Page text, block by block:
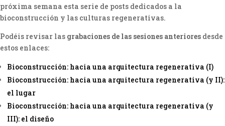
próxima semana esta serie de posts dedicados a la
bioconstrucción y las culturas regenerativas.
Podéis revisar las grabaciones de las sesiones anteriores desde
estos enlaces:
Bioconstrucción: hacia una arquitectura regenerativa (I)
Bioconstrucción: hacia una arquitectura regenerativa (y II):
el lugar
Bioconstrucción: hacia una arquitectura regenerativa (y
III): el diseño